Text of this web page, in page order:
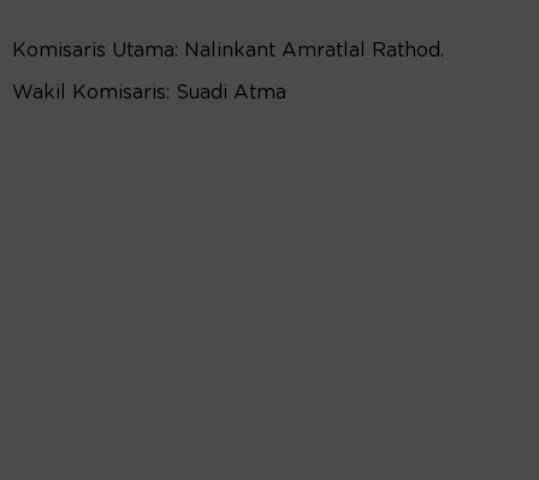
Komisaris Utama: Nalinkant Amratlal Rathod.
Wakil Komisaris: Suadi Atma